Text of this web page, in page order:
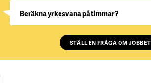
Beräkna yrkesvana på timmar?
STÄLL EN FRÅGA OM JOBBET